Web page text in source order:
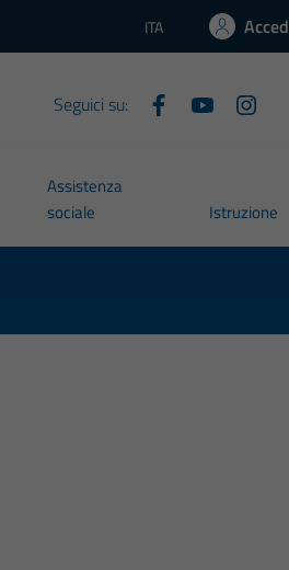
Lingua attiva:
ITA
Seguici su:
Assistenza
sociale
Istruzione